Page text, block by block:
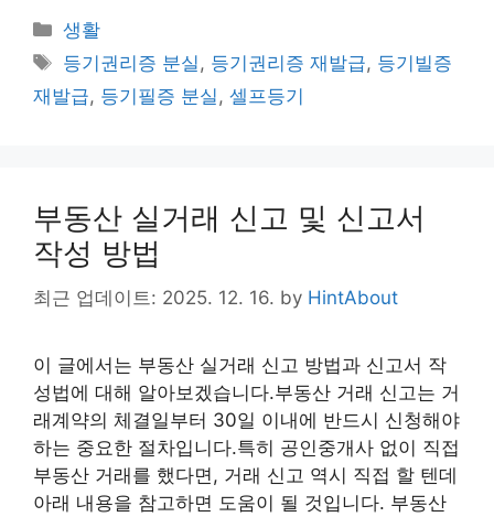
p
y
Li
s
a
e
b
k
er e
Categories
생활
Tags
등기권리증 분실, 등기권리증 재발급, 등기빌증
재발급, 등기필증 분실, 셀프등기
부동산 실거래 신고 및 신고서
작성 방법
최근 업데이트: 2025. 12. 16. by HintAbout
이 글에서는 부동산 실거래 신고 방법과 신고서 작
성법에 대해 알아보겠습니다.부동산 거래 신고는 거
래계약의 체결일부터 30일 이내에 반드시 신청해야
하는 중요한 절차입니다.특히 공인중개사 없이 직접
부동산 거래를 했다면, 거래 신고 역시 직접 할 텐데
아래 내용을 참고하면 도움이 될 것입니다. 부동산